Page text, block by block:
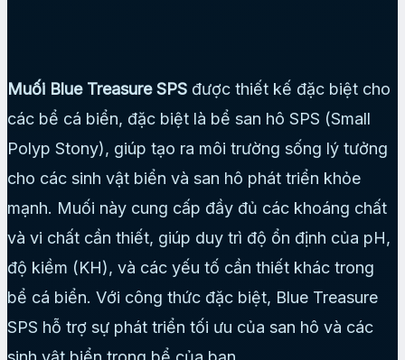
Muối Blue Treasure SPS được thiết kế đặc biệt cho
các bể cá biển, đặc biệt là bể san hô SPS (Small
Polyp Stony), giúp tạo ra môi trường sống lý tưởng
cho các sinh vật biển và san hô phát triển khỏe
mạnh. Muối này cung cấp đầy đủ các khoáng chất
và vi chất cần thiết, giúp duy trì độ ổn định của pH,
độ kiềm (KH), và các yếu tố cần thiết khác trong
bể cá biển. Với công thức đặc biệt, Blue Treasure
SPS hỗ trợ sự phát triển tối ưu của san hô và các